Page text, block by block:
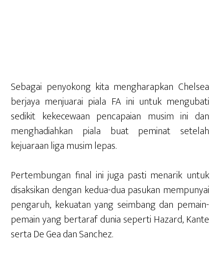
Sebagai penyokong kita mengharapkan Chelsea
berjaya menjuarai piala FA ini untuk mengubati
sedikit kekecewaan pencapaian musim ini dan
menghadiahkan piala buat peminat setelah
kejuaraan liga musim lepas.
Pertembungan final ini juga pasti menarik untuk
disaksikan dengan kedua-dua pasukan mempunyai
pengaruh, kekuatan yang seimbang dan pemain-
pemain yang bertaraf dunia seperti Hazard, Kante
serta De Gea dan Sanchez.